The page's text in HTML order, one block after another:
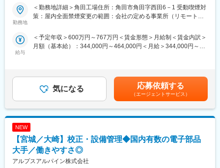
が働きやすい環境づくりにも尽力しています。社内公募制度を活
用して自分のキャリアを自由に選択できる環境が整っています。
変更の範囲：会社の定める業務
■業務内容・役割：
高周波関連製品の知識を学びながら、品質関連業務経験を活か
■組織ミッション：
■当ポジションの魅力：
【幅広い専門知識が身につき、グローバルでも活躍できるポジシ
ョン】
◎品質保証業務は、必要とされる知識が多岐にわたるため、社内
製品化プロセスなどQMSに関する知識だけでなく、担当する分野
◎国内外のメーカーに対応している事から、語学の経験を活かし
たい方や、経験を積みたい方にも良い機会になると考えます。
■配属先情報：
勤務地
＜勤務地詳細＞角田工場住所：角田市角田字西田6－1 受動喫煙対
策：屋内全面禁煙変更の範囲：会社の定める事業所（リモートワ
給与
＜予定年収＞600万円～767万円＜賃金形態＞月給制＜賃金内訳＞
月額（基本給）：344,000円～464,000円＜月給＞344,000円～
績：平均17,000円賃金はあくまでも目安の金額であり、選考を通
じて上下する可能性があります。月給(月額)は固定手当を含めた表
記です。
気になる 応募依頼する
（エージェントサービス）
NEW
【宮城／大崎】校正・設備管理◆国内有数の電子部品
大手／働きやすさ◎
アルプスアルパイン株式会社